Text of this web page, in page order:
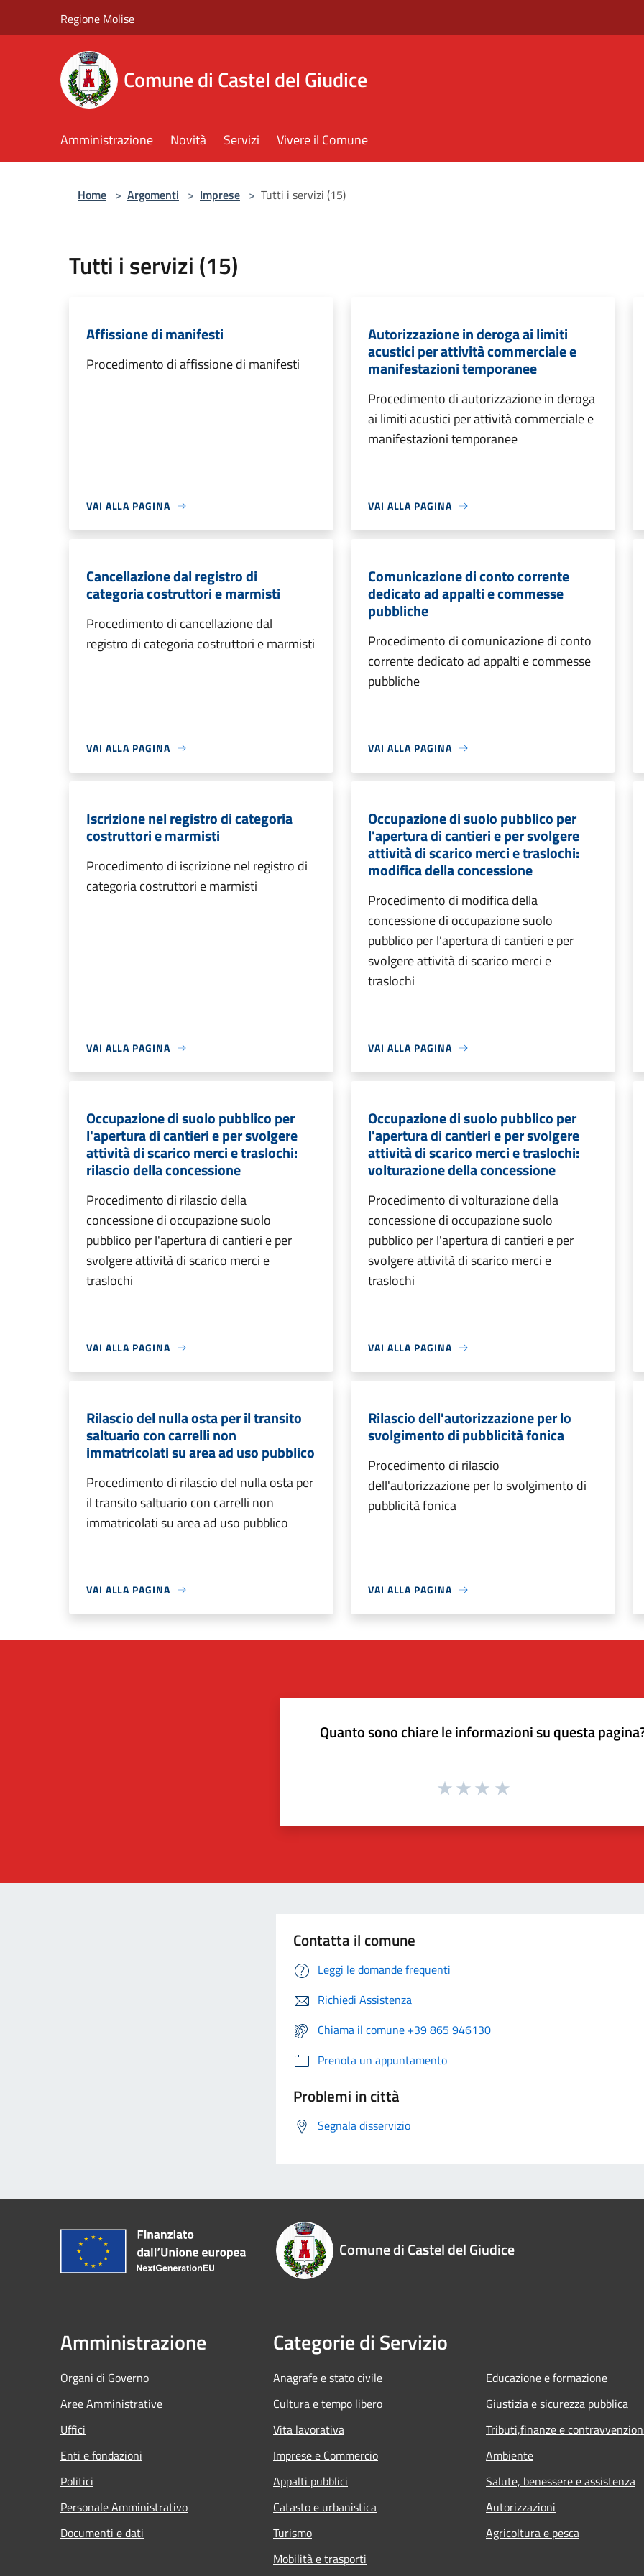
Regione Molise
Comune di Castel del Giudice
Amministrazione Novità Servizi Vivere il Comune
Home > Argomenti > Imprese > Tutti i servizi (15)
Tutti i servizi (15)
Affissione di manifesti
Procedimento di affissione di manifesti
VAI ALLA PAGINA
Autorizzazione in deroga ai limiti
acustici per attività commerciale e
manifestazioni temporanee
Procedimento di autorizzazione in deroga
ai limiti acustici per attività commerciale e
manifestazioni temporanee
VAI ALLA PAGINA
Cancellazione dal registro di
categoria costruttori e marmisti
Procedimento di cancellazione dal
registro di categoria costruttori e marmisti
VAI ALLA PAGINA
Comunicazione di conto corrente
dedicato ad appalti e commesse
pubbliche
Procedimento di comunicazione di conto
corrente dedicato ad appalti e commesse
pubbliche
VAI ALLA PAGINA
Iscrizione nel registro di categoria
costruttori e marmisti
Procedimento di iscrizione nel registro di
categoria costruttori e marmisti
VAI ALLA PAGINA
Occupazione di suolo pubblico per
l'apertura di cantieri e per svolgere
attività di scarico merci e traslochi:
modifica della concessione
Procedimento di modifica della
concessione di occupazione suolo
pubblico per l'apertura di cantieri e per
svolgere attività di scarico merci e
traslochi
VAI ALLA PAGINA
Occupazione di suolo pubblico per
l'apertura di cantieri e per svolgere
attività di scarico merci e traslochi:
rilascio della concessione
Procedimento di rilascio della
concessione di occupazione suolo
pubblico per l'apertura di cantieri e per
svolgere attività di scarico merci e
traslochi
VAI ALLA PAGINA
Occupazione di suolo pubblico per
l'apertura di cantieri e per svolgere
attività di scarico merci e traslochi:
volturazione della concessione
Procedimento di volturazione della
concessione di occupazione suolo
pubblico per l'apertura di cantieri e per
svolgere attività di scarico merci e
traslochi
VAI ALLA PAGINA
Rilascio del nulla osta per il transito
saltuario con carrelli non
immatricolati su area ad uso pubblico
Procedimento di rilascio del nulla osta per
il transito saltuario con carrelli non
immatricolati su area ad uso pubblico
VAI ALLA PAGINA
Rilascio dell'autorizzazione per lo
svolgimento di pubblicità fonica
Procedimento di rilascio
dell'autorizzazione per lo svolgimento di
pubblicità fonica
VAI ALLA PAGINA
Quanto sono chiare le informazioni su questa
Contatta il comune
Leggi le domande frequenti
Richiedi Assistenza
Chiama il comune +39 865 946130
Prenota un appuntamento
Problemi in città
Segnala disservizio
Comune di Castel del Giudice
Amministrazione
Organi di Governo
Aree Amministrative
Uffici
Enti e fondazioni
Politici
Personale Amministrativo
Documenti e dati
Categorie di Servizio
Anagrafe e stato civile
Cultura e tempo libero
Vita lavorativa
Imprese e Commercio
Appalti pubblici
Catasto e urbanistica
Turismo
Mobilità e trasporti
Educazione e formazione
Giustizia e sicurezza pubblica
Tributi,finanze e
Ambiente
Salute, benessere e assistenza
Autorizzazioni
Agricoltura e pesca